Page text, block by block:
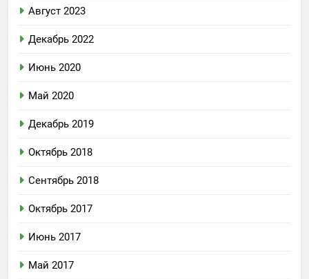
Август 2023
Декабрь 2022
Июнь 2020
Май 2020
Декабрь 2019
Октябрь 2018
Сентябрь 2018
Октябрь 2017
Июнь 2017
Май 2017